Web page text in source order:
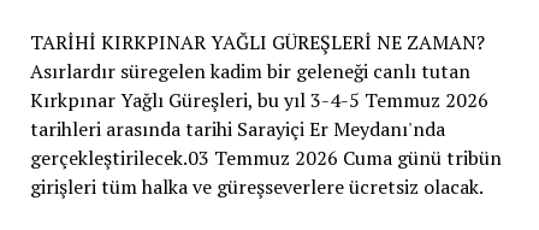
TARİHİ KIRKPINAR YAĞLI GÜREŞLERİ NE ZAMAN?
Asırlardır süregelen kadim bir geleneği canlı tutan
Kırkpınar Yağlı Güreşleri, bu yıl 3-4-5 Temmuz 2026
tarihleri arasında tarihi Sarayiçi Er Meydanı'nda
gerçekleştirilecek.03 Temmuz 2026 Cuma günü tribün
girişleri tüm halka ve güreşseverlere ücretsiz olacak.